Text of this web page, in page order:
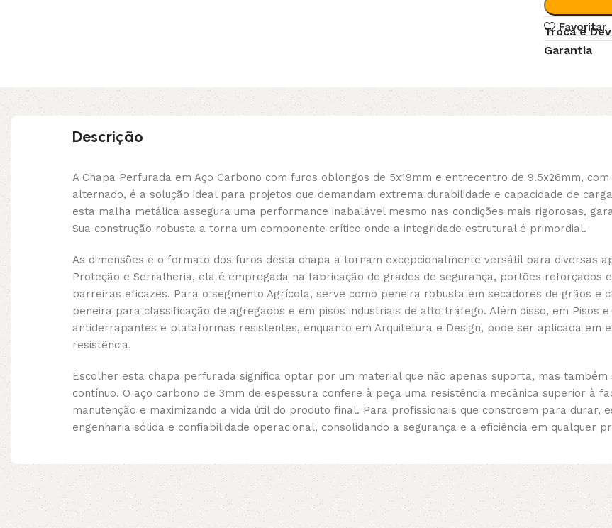
Favoritar
Troca e
Garantia
Descrição
A Chapa Perfurada em Aço Carbono com furos oblongos de 5x19mm e entrecentro de 9.5x26mm,
alternado, é a solução ideal para projetos que demandam extrema durabilidade e capacidade de
esta malha metálica assegura uma performance inabalável mesmo nas condições mais rigorosas,
Sua construção robusta a torna um componente crítico onde a integridade estrutural é primordial.
As dimensões e o formato dos furos desta chapa a tornam excepcionalmente versátil para diversas
Proteção e Serralheria, ela é empregada na fabricação de grades de segurança, portões reforçados
barreiras eficazes. Para o segmento Agrícola, serve como peneira robusta em secadores de grãos e
peneira para classificação de agregados e em pisos industriais de alto tráfego. Além disso, em Pisos
antiderrapantes e plataformas resistentes, enquanto em Arquitetura e Design, pode ser aplicada em
resistência.
Escolher esta chapa perfurada significa optar por um material que não apenas suporta, mas
contínuo. O aço carbono de 3mm de espessura confere à peça uma resistência mecânica superior à
manutenção e maximizando a vida útil do produto final. Para profissionais que constroem para
engenharia sólida e confiabilidade operacional, consolidando a segurança e a eficiência em qualquer